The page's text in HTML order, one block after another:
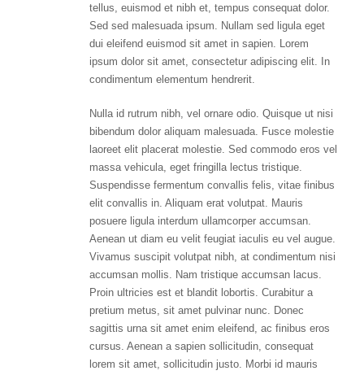
tellus, euismod et nibh et, tempus consequat dolor.
Sed sed malesuada ipsum. Nullam sed ligula eget
dui eleifend euismod sit amet in sapien. Lorem
ipsum dolor sit amet, consectetur adipiscing elit. In
condimentum elementum hendrerit.
Nulla id rutrum nibh, vel ornare odio. Quisque ut nisi
bibendum dolor aliquam malesuada. Fusce molestie
laoreet elit placerat molestie. Sed commodo eros vel
massa vehicula, eget fringilla lectus tristique.
Suspendisse fermentum convallis felis, vitae finibus
elit convallis in. Aliquam erat volutpat. Mauris
posuere ligula interdum ullamcorper accumsan.
Aenean ut diam eu velit feugiat iaculis eu vel augue.
Vivamus suscipit volutpat nibh, at condimentum nisi
accumsan mollis. Nam tristique accumsan lacus.
Proin ultricies est et blandit lobortis. Curabitur a
pretium metus, sit amet pulvinar nunc. Donec
sagittis urna sit amet enim eleifend, ac finibus eros
cursus. Aenean a sapien sollicitudin, consequat
lorem sit amet, sollicitudin justo. Morbi id mauris